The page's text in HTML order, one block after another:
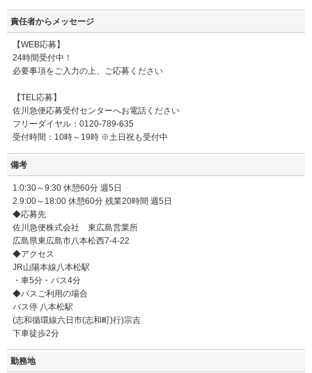
責任者からメッセージ
【WEB応募】
24時間受付中！
必要事項をご入力の上、ご応募ください
【TEL応募】
佐川急便応募受付センターへお電話ください
フリーダイヤル：0120-789-635
受付時間：10時～19時 ※土日祝も受付中
備考
1.0:30～9:30 休憩60分 週5日
2.9:00～18:00 休憩60分 残業20時間 週5日
◆応募先
佐川急便株式会社 東広島営業所
広島県東広島市八本松西7-4-22
◆アクセス
JR山陽本線八本松駅
・車5分・バス4分
◆バスご利用の場合
バス停 八本松駅
(志和循環線六日市(志和町)行)宗吉
下車徒歩2分
勤務地